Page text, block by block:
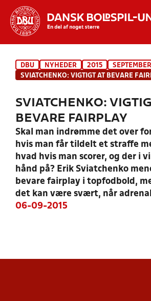
INDHOLD
HOLD
DBU NYHEDER 2015
SEPTEMBER
SVIATCHENKO:
BEVARE FAIRPLAY
Skal man indrømme det over
hvis man får tildelt et straffe
hvad hvis man scorer, og der i
hånd på? Erik Sviatchenko
bevare fairplay i topfodbold,
det kan være svært, når
06-09-2015